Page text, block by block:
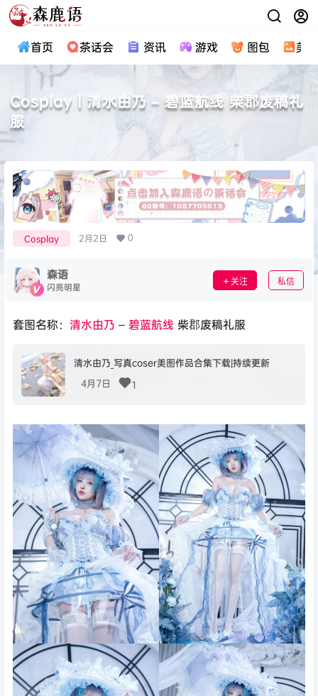
首页 茶话会 资讯 游戏 图包 美
Cosplay｜清水由乃 – 碧蓝航线 柴郡废稿礼
服
Cosplay 2月2日 0
森语
闪亮明星 关注 私信
套图名称： 清水由乃 – 碧蓝航线 柴郡废稿礼服
清水由乃_写真coser美图作品合集下载|持续更新
4月7日
1